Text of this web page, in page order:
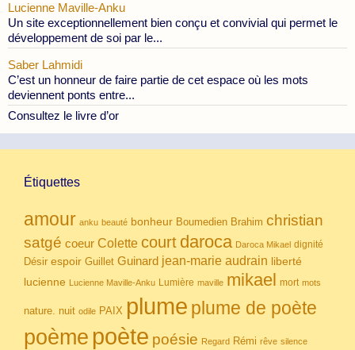
Lucienne Maville-Anku
Un site exceptionnellement bien conçu et convivial qui permet le
développement de soi par le...
Saber Lahmidi
C’est un honneur de faire partie de cet espace où les mots
deviennent ponts entre...
Consultez le livre d’or
Étiquettes
amour anku beauté bonheur Boumedien Brahim christian
satgé coeur Colette court daroca Daroca Mikael dignité
Désir espoir Guillet Guinard jean-marie audrain liberté
lucienne Lucienne Maville-Anku Lumière maville mikael mort mots
nature. nuit odile PAIX plume plume de poète
poème poète poésie Regard Rémi rêve silence